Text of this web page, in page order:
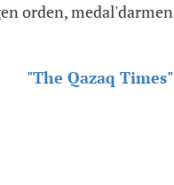
orden, medal'darmen
"The Qazaq Times"